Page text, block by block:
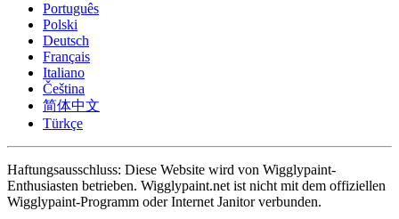
Português
Polski
Deutsch
Français
Italiano
Čeština
简体中文
Türkçe
Haftungsausschluss: Diese Website wird von Wigglypaint-
Enthusiasten betrieben. Wigglypaint.net ist nicht mit dem offiziellen
Wigglypaint-Programm oder Internet Janitor verbunden.